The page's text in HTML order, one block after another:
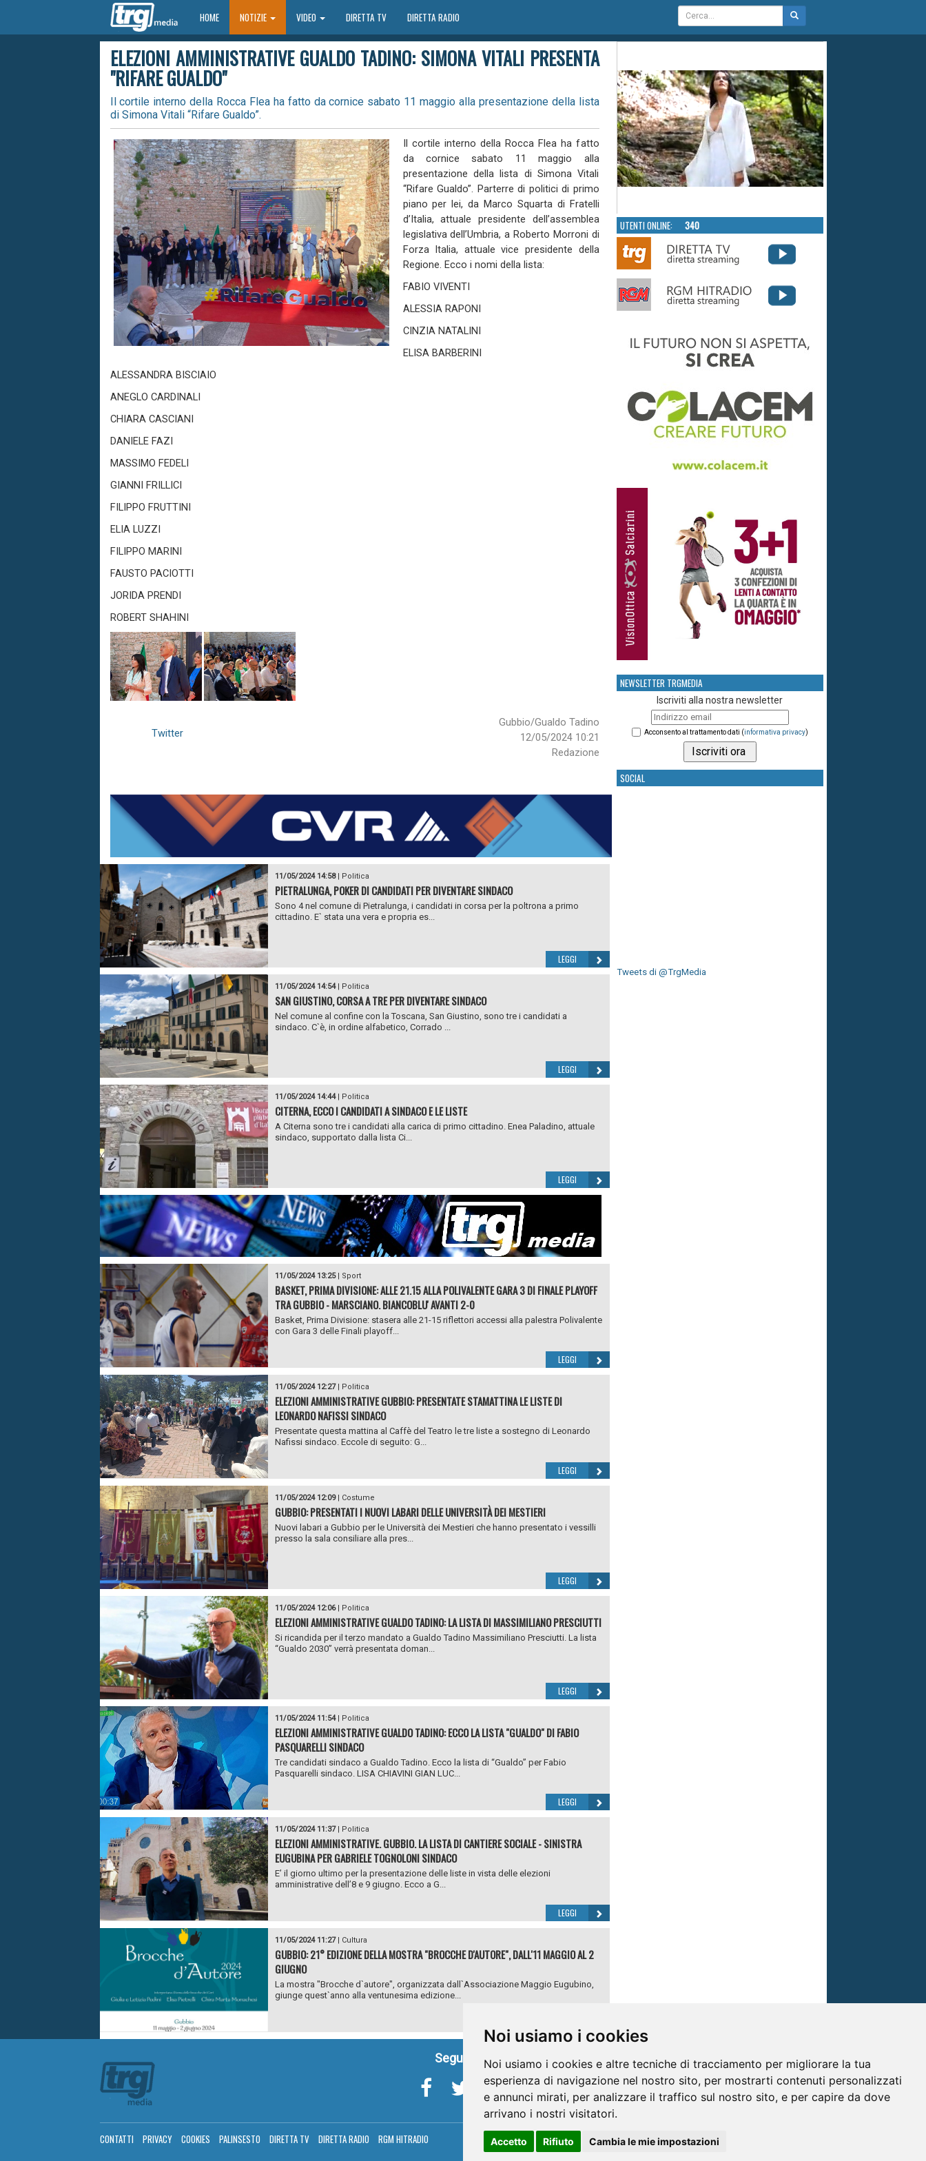
Noi usiamo i cookies
Noi usiamo i cookies e altre tecniche di tracciamento per migliorare la tua
esperienza di navigazione nel nostro sito, per mostrarti contenuti personalizzati
e annunci mirati, per analizzare il traffico sul nostro sito, e per capire da dove
arrivano i nostri visitatori.
Accetto Rifiuto Cambia le mie impostazioni
HOMEHOME NOTIZIE VIDEO DIRETTA TV DIRETTA RADIO
ELEZIONI AMMINISTRATIVE GUALDO TADINO: SIMONA VITALI PRESENTA
"RIFARE GUALDO"
Il cortile interno della Rocca Flea ha fatto da cornice sabato 11 maggio alla presentazione della lista
di Simona Vitali “Rifare Gualdo”.
Il cortile interno della Rocca Flea ha fatto
da cornice sabato 11 maggio alla
presentazione della lista di Simona Vitali
“Rifare Gualdo”. Parterre di politici di primo
piano per lei, da Marco Squarta di Fratelli
d’Italia, attuale presidente dell’assemblea
legislativa dell’Umbria, a Roberto Morroni di
Forza Italia, attuale vice presidente della
Regione. Ecco i nomi della lista:
FABIO VIVENTI
ALESSIA RAPONI
CINZIA NATALINI
ELISA BARBERINI
ALESSANDRA BISCIAIO
ANEGLO CARDINALI
CHIARA CASCIANI
DANIELE FAZI
MASSIMO FEDELI
GIANNI FRILLICI
FILIPPO FRUTTINI
ELIA LUZZI
FILIPPO MARINI
FAUSTO PACIOTTI
JORIDA PRENDI
ROBERT SHAHINI
Gubbio/Gualdo Tadino
12/05/2024 10:21
Redazione
Twitter
11/05/2024 14:58| Politica
PIETRALUNGA, POKER DI CANDIDATI PER DIVENTARE SINDACO
Sono 4 nel comune di Pietralunga, i candidati in corsa per la poltrona a primo
cittadino. E` stata una vera e propria es...
LEGGI
11/05/2024 14:54| Politica
SAN GIUSTINO, CORSA A TRE PER DIVENTARE SINDACO
Nel comune al confine con la Toscana, San Giustino, sono tre i candidati a
sindaco. C`è, in ordine alfabetico, Corrado ...
LEGGI
11/05/2024 14:44| Politica
CITERNA, ECCO I CANDIDATI A SINDACO E LE LISTE
A Citerna sono tre i candidati alla carica di primo cittadino. Enea Paladino, attuale
sindaco, supportato dalla lista Ci...
LEGGI
11/05/2024 13:25| Sport
BASKET, PRIMA DIVISIONE: ALLE 21.15 ALLA POLIVALENTE GARA 3 DI FINALE PLAYOFF
TRA GUBBIO - MARSCIANO. BIANCOBLU' AVANTI 2-0
Basket, Prima Divisione: stasera alle 21-15 riflettori accessi alla palestra Polivalente
con Gara 3 delle Finali playoff...
LEGGI
11/05/2024 12:27| Politica
ELEZIONI AMMINISTRATIVE GUBBIO: PRESENTATE STAMATTINA LE LISTE DI
LEONARDO NAFISSI SINDACO
Presentate questa mattina al Caffè del Teatro le tre liste a sostegno di Leonardo
Nafissi sindaco. Eccole di seguito: G...
LEGGI
11/05/2024 12:09| Costume
GUBBIO: PRESENTATI I NUOVI LABARI DELLE UNIVERSITÀ DEI MESTIERI
Nuovi labari a Gubbio per le Università dei Mestieri che hanno presentato i vessilli
presso la sala consiliare alla pres...
LEGGI
11/05/2024 12:06| Politica
ELEZIONI AMMINISTRATIVE GUALDO TADINO: LA LISTA DI MASSIMILIANO PRESCIUTTI
Si ricandida per il terzo mandato a Gualdo Tadino Massimiliano Presciutti. La lista
“Gualdo 2030” verrà presentata doman...
LEGGI
11/05/2024 11:54| Politica
ELEZIONI AMMINISTRATIVE GUALDO TADINO: ECCO LA LISTA "GUALDO" DI FABIO
PASQUARELLI SINDACO
Tre candidati sindaco a Gualdo Tadino. Ecco la lista di “Gualdo” per Fabio
Pasquarelli sindaco. LISA CHIAVINI GIAN LUC...
LEGGI
11/05/2024 11:37| Politica
ELEZIONI AMMINISTRATIVE. GUBBIO. LA LISTA DI CANTIERE SOCIALE - SINISTRA
EUGUBINA PER GABRIELE TOGNOLONI SINDACO
E’ il giorno ultimo per la presentazione delle liste in vista delle elezioni
amministrative dell’8 e 9 giugno. Ecco a G...
LEGGI
11/05/2024 11:27| Cultura
GUBBIO: 21° EDIZIONE DELLA MOSTRA "BROCCHE D'AUTORE", DALL'11 MAGGIO AL 2
GIUGNO
La mostra "Brocche d`autore", organizzata dall`Associazione Maggio Eugubino,
giunge quest`anno alla ventunesima edizione...
UTENTI ONLINE: 340
NEWSLETTER TRGMEDIA
Iscriviti alla nostra newsletter
Acconsento al trattamento dati (informativa privacy)
SOCIAL
Tweets di @TrgMedia
Seguici su
CONTATTI PRIVACY COOKIES PALINSESTO DIRETTA TV DIRETTA RADIO RGM HITRADIO
Umbria Televisioni s.r.l. - P.I.00496230541 -